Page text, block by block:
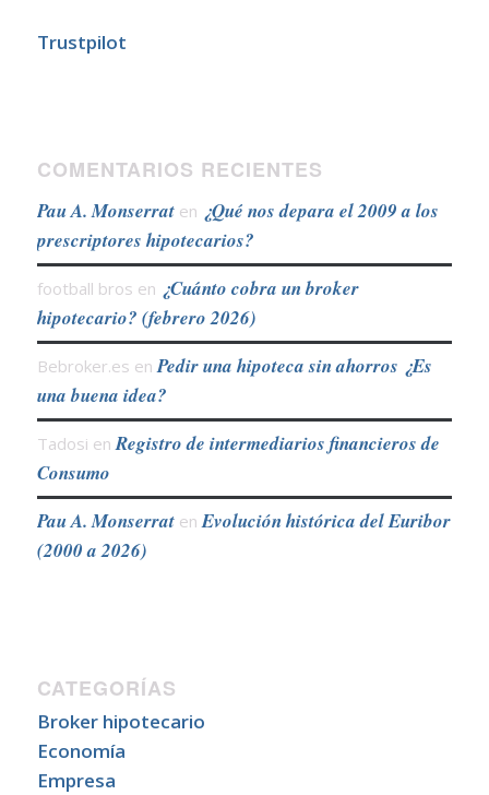
Trustpilot
COMENTARIOS RECIENTES
Pau A. Monserraten ¿Qué nos depara el 2009 a los
prescriptores hipotecarios?
football bros en ¿Cuánto cobra un broker
hipotecario? (febrero 2026)
Bebroker.es enPedir una hipoteca sin ahorros ¿Es
una buena idea?
Tadosi enRegistro de intermediarios financieros de
Consumo
Pau A. MonserratenEvolución histórica del Euribor
(2000 a 2026)
CATEGORÍAS
Broker hipotecario
Economía
Empresa